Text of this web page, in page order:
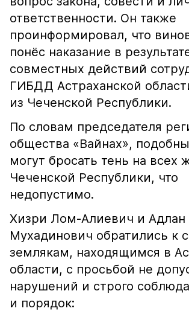
ответственности. Он также
проинформировал, что
понёс наказание в
совместных действий
ГИБДД Астраханской
из Чеченской Республики.
По словам председателя
общества «Вайнах»,
могут бросать тень на всех
Чеченской Республики, что
недопустимо.
Хизри Лом-Алиевич и Адлан
Мухадинович обратились к
землякам, находящимся в
области, с просьбой не
нарушений и строго
и порядок: